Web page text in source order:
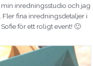
inredningsstudio och jag
fina inredningsdetaljer i
för ett roligt event! 🙂